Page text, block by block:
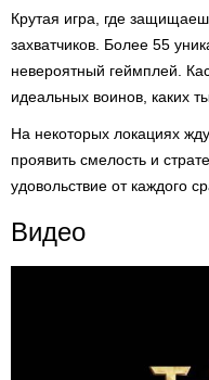
Крутая игра, где
захватчиков. Более 55
невероятный геймплей.
идеальных воинов, каких
На некоторых локациях
проявить смелость и
удовольствие от каждого
Видео